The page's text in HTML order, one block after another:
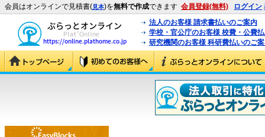
会員はオンラインで見積書(見本)を無料で作成できます 会員登録(無料) ログイン
法人のお客様 請求書払いのご案内
学校・官公庁のお客様 校費・公費
研究機関のお客様 科研費払いのご